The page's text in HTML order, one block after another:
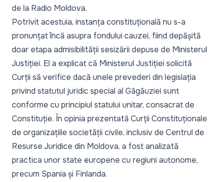
de la Radio Moldova.
Potrivit acestuia, instanța constituțională nu s-a
pronunțat încă asupra fondului cauzei, fiind depășită
doar etapa admisibilității sesizării depuse de Ministerul
Justiției. El a explicat că Ministerul Justiției solicită
Curții să verifice dacă unele prevederi din legislația
privind statutul juridic special al Găgăuziei sunt
conforme cu principiul statului unitar, consacrat de
Constituție. În opinia prezentată Curții Constituționale
de organizațiile societății civile, inclusiv de Centrul de
Resurse Juridice din Moldova, a fost analizată
practica unor state europene cu regiuni autonome,
precum Spania și Finlanda.